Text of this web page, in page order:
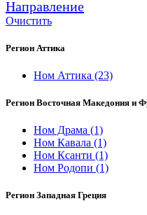
Направление
Очистить
Регион Аттика
Ном Аттика (23)
Регион Восточная Македония и
Ном Драма (1)
Ном Кавала (1)
Ном Ксанти (1)
Ном Родопи (1)
Регион Западная Греция